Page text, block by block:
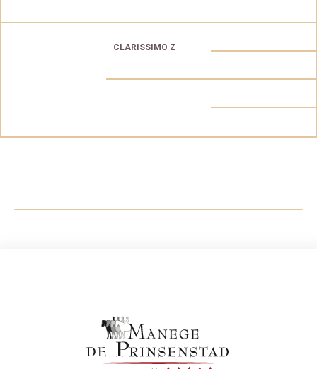
CLARISSIMO Z